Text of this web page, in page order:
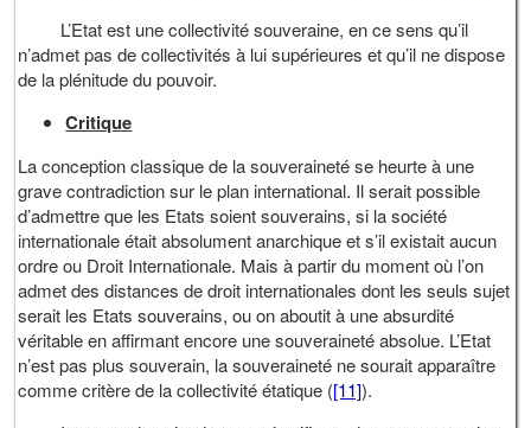
L’Etat est une collectivité souveraine, en ce sens qu’il
n’admet pas de collectivités à lui supérieures et qu’il ne dispose
de la plénitude du pouvoir.
Critique
La conception classique de la souveraineté se heurte à une
grave contradiction sur le plan international. Il serait possible
d’admettre que les Etats soient souverains, si la société
internationale était absolument anarchique et s’il existait aucun
ordre ou Droit Internationale. Mais à partir du moment où l’on
admet des distances de droit internationales dont les seuls sujet
serait les Etats souverains, ou on aboutit à une absurdité
véritable en affirmant encore une souveraineté absolue. L’Etat
n’est pas plus souverain, la souveraineté ne sourait apparaître
comme critère de la collectivité étatique ([11]).